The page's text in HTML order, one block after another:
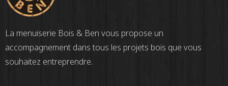
La menuiserie Bois & Ben vous propose un
accompagnement dans tous les projets bois que vous
souhaitez entreprendre.